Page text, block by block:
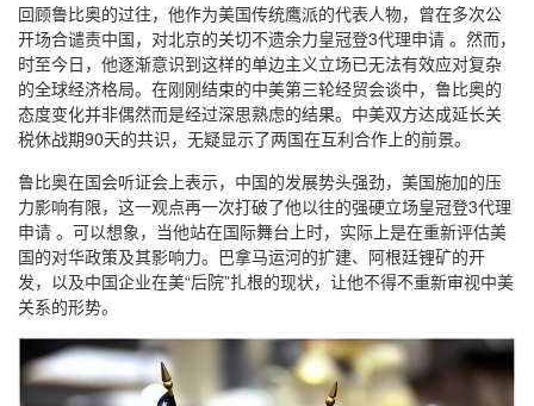
回顾鲁比奥的过往，他作为美国传统鹰派的代表人物，曾在多次公
开场合谴责中国，对北京的关切不遗余力皇冠登3代理申请 。然而，
时至今日，他逐渐意识到这样的单边主义立场已无法有效应对复杂
的全球经济格局。在刚刚结束的中美第三轮经贸会谈中，鲁比奥的
态度变化并非偶然而是经过深思熟虑的结果。中美双方达成延长关
税休战期90天的共识，无疑显示了两国在互利合作上的前景。
鲁比奥在国会听证会上表示，中国的发展势头强劲，美国施加的压
力影响有限，这一观点再一次打破了他以往的强硬立场皇冠登3代理
申请 。可以想象，当他站在国际舞台上时，实际上是在重新评估美
国的对华政策及其影响力。巴拿马运河的扩建、阿根廷锂矿的开
发，以及中国企业在美“后院”扎根的现状，让他不得不重新审视中美
关系的形势。